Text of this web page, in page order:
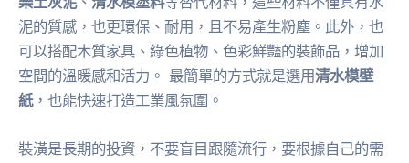
泥的質感，也更環保、耐用，且不易產生粉塵。此外，也
可以搭配木質家具、綠色植物、色彩鮮豔的裝飾品，增加
空間的溫暖感和活力。 最簡單的方式就是選用清水模壁
紙，也能快速打造工業風氛圍。
裝潢是長期的投資，不要盲目跟隨流行，要根據自己的需